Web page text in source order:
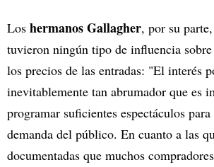
Los hermanos Gallagher, por su
tuvieron ningún tipo de influencia
los precios de las entradas: "El interés
inevitablemente tan abrumador que es
programar suficientes espectáculos
demanda del público. En cuanto a las
documentadas que muchos